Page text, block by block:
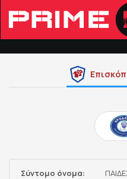
Σύντομο όνομα: